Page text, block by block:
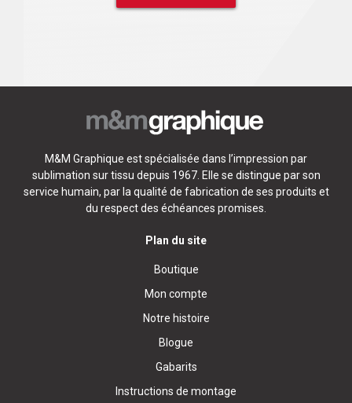
M&M Graphique est spécialisée dans l’impression par
sublimation sur tissu depuis 1967. Elle se distingue par son
service humain, par la qualité de fabrication de ses produits et
du respect des échéances promises.
Plan du site
Boutique
Mon compte
Notre histoire
Blogue
Gabarits
Instructions de montage